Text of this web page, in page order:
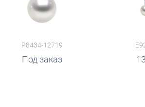
P8434-12719
Под заказ
руб. руб.